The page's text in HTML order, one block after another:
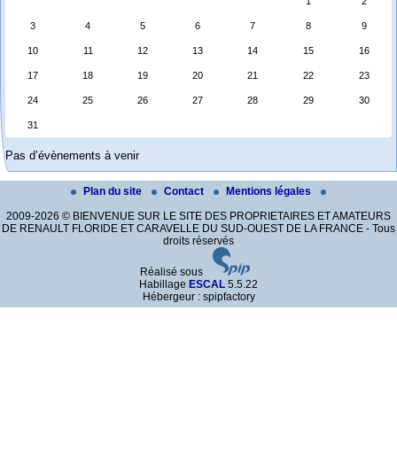
3 4 5 6 7 8 9
10 11 12 13 14 15 16
17 18 19 20 21 22 23
24 25 26 27 28 29 30
31
Pas d’évènements à venir
Plan du site Contact
Mentions légales
2009-2026 © BIENVENUE SUR LE SITE DES PROPRIETAIRES ET AMATEURS
DE RENAULT FLORIDE ET CARAVELLE DU SUD-OUEST DE LA FRANCE - Tous
droits réservés
Réalisé sous
Habillage ESCAL 5.5.22
Hébergeur : spipfactory